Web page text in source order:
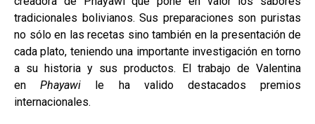
tradicionales bolivianos. Sus preparaciones son puristas
no sólo en las recetas sino también en la presentación de
cada plato, teniendo una importante investigación en torno
a su historia y sus productos. El trabajo de Valentina
enPhayawi le ha valido destacados premios
internacionales.